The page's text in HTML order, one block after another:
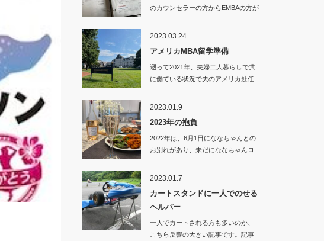
のカウンセラーの方からEMBAの方が
2023.03.24
アメリカMBA留学準備
遡って2021年、夫婦二人暮らしで共
に働ている状況で夫のアメリカ赴任
2023.01.9
2023年の抱負
2022年は、6月1日にななちゃんとの
お別れがあり、未だにななちゃんロ
2023.01.7
カートスタンドに一人でのせる
ヘルパー
一人でカートされる方も多いのか、
こちら反響の大きい記事です。記事